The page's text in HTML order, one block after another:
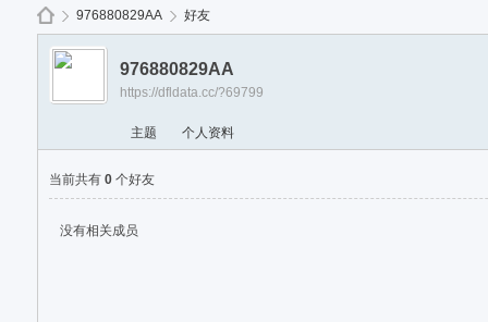
›
976880829AA 好友
976880829AA
https://dfldata.cc/?69799
主题 个人资料
当前共有 0个好友
没有相关成员